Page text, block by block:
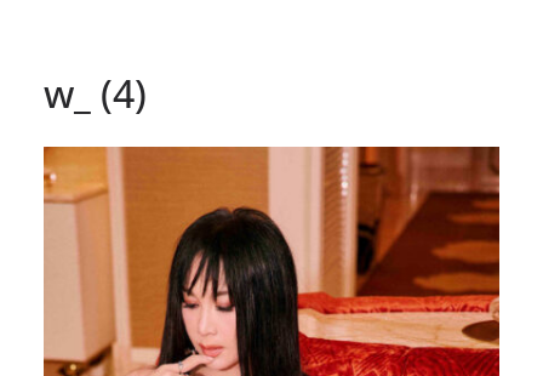
w_ (4)